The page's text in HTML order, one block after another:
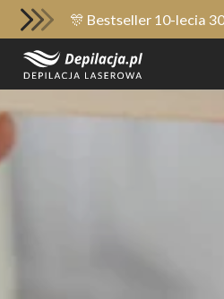
🎊 Bestseller 10-lecia